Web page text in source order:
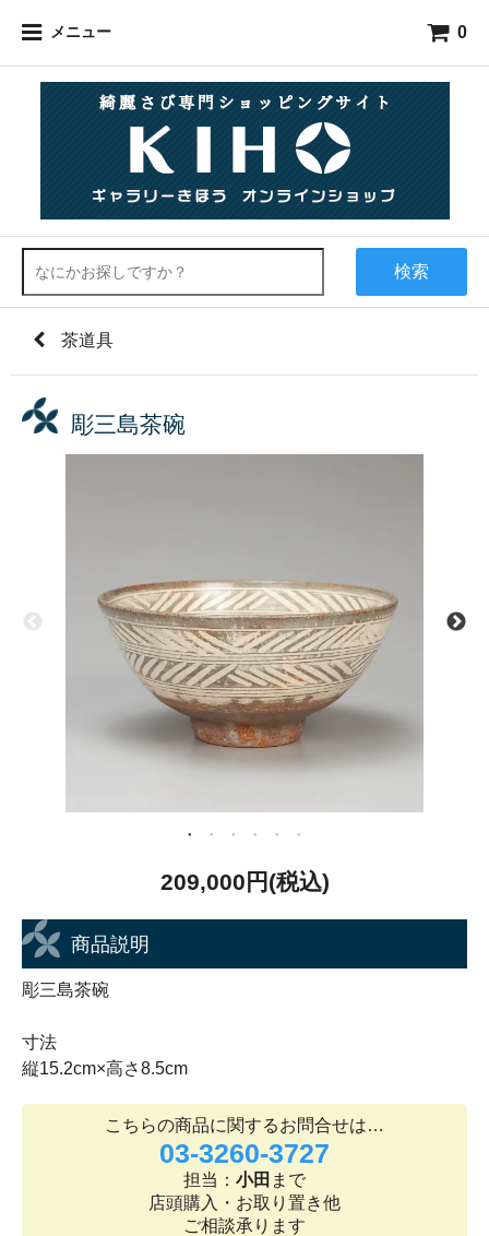
メニュー 0
検索
茶道具
彫三島茶碗
209,000円(税込)
商品説明
彫三島茶碗
寸法
縦15.2cm×高さ8.5cm
こちらの商品に関するお問合せは…
03-3260-3727
担当： 小田 まで
店頭購入・お取り置き他
ご相談承ります